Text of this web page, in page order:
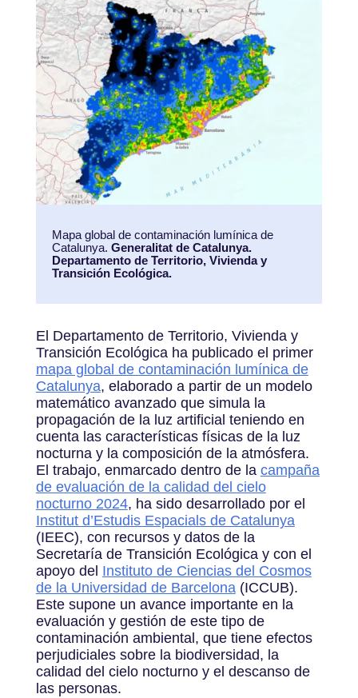
Mapa global de contaminación lumínica de
Catalunya. Generalitat de Catalunya.
Departamento de Territorio, Vivienda y
Transición Ecológica.
El Departamento de Territorio, Vivienda y
Transición Ecológica ha publicado el primer
mapa global de contaminación lumínica de
Catalunya, elaborado a partir de un modelo
matemático avanzado que simula la
propagación de la luz artificial teniendo en
cuenta las características físicas de la luz
nocturna y la composición de la atmósfera.
El trabajo, enmarcado dentro de la campaña
de evaluación de la calidad del cielo
nocturno 2024, ha sido desarrollado por el
Institut d’Estudis Espacials de Catalunya
(IEEC), con recursos y datos de la
Secretaría de Transición Ecológica y con el
apoyo del Instituto de Ciencias del Cosmos
de la Universidad de Barcelona(ICCUB).
Este supone un avance importante en la
evaluación y gestión de este tipo de
contaminación ambiental, que tiene efectos
perjudiciales sobre la biodiversidad, la
calidad del cielo nocturno y el descanso de
las personas.